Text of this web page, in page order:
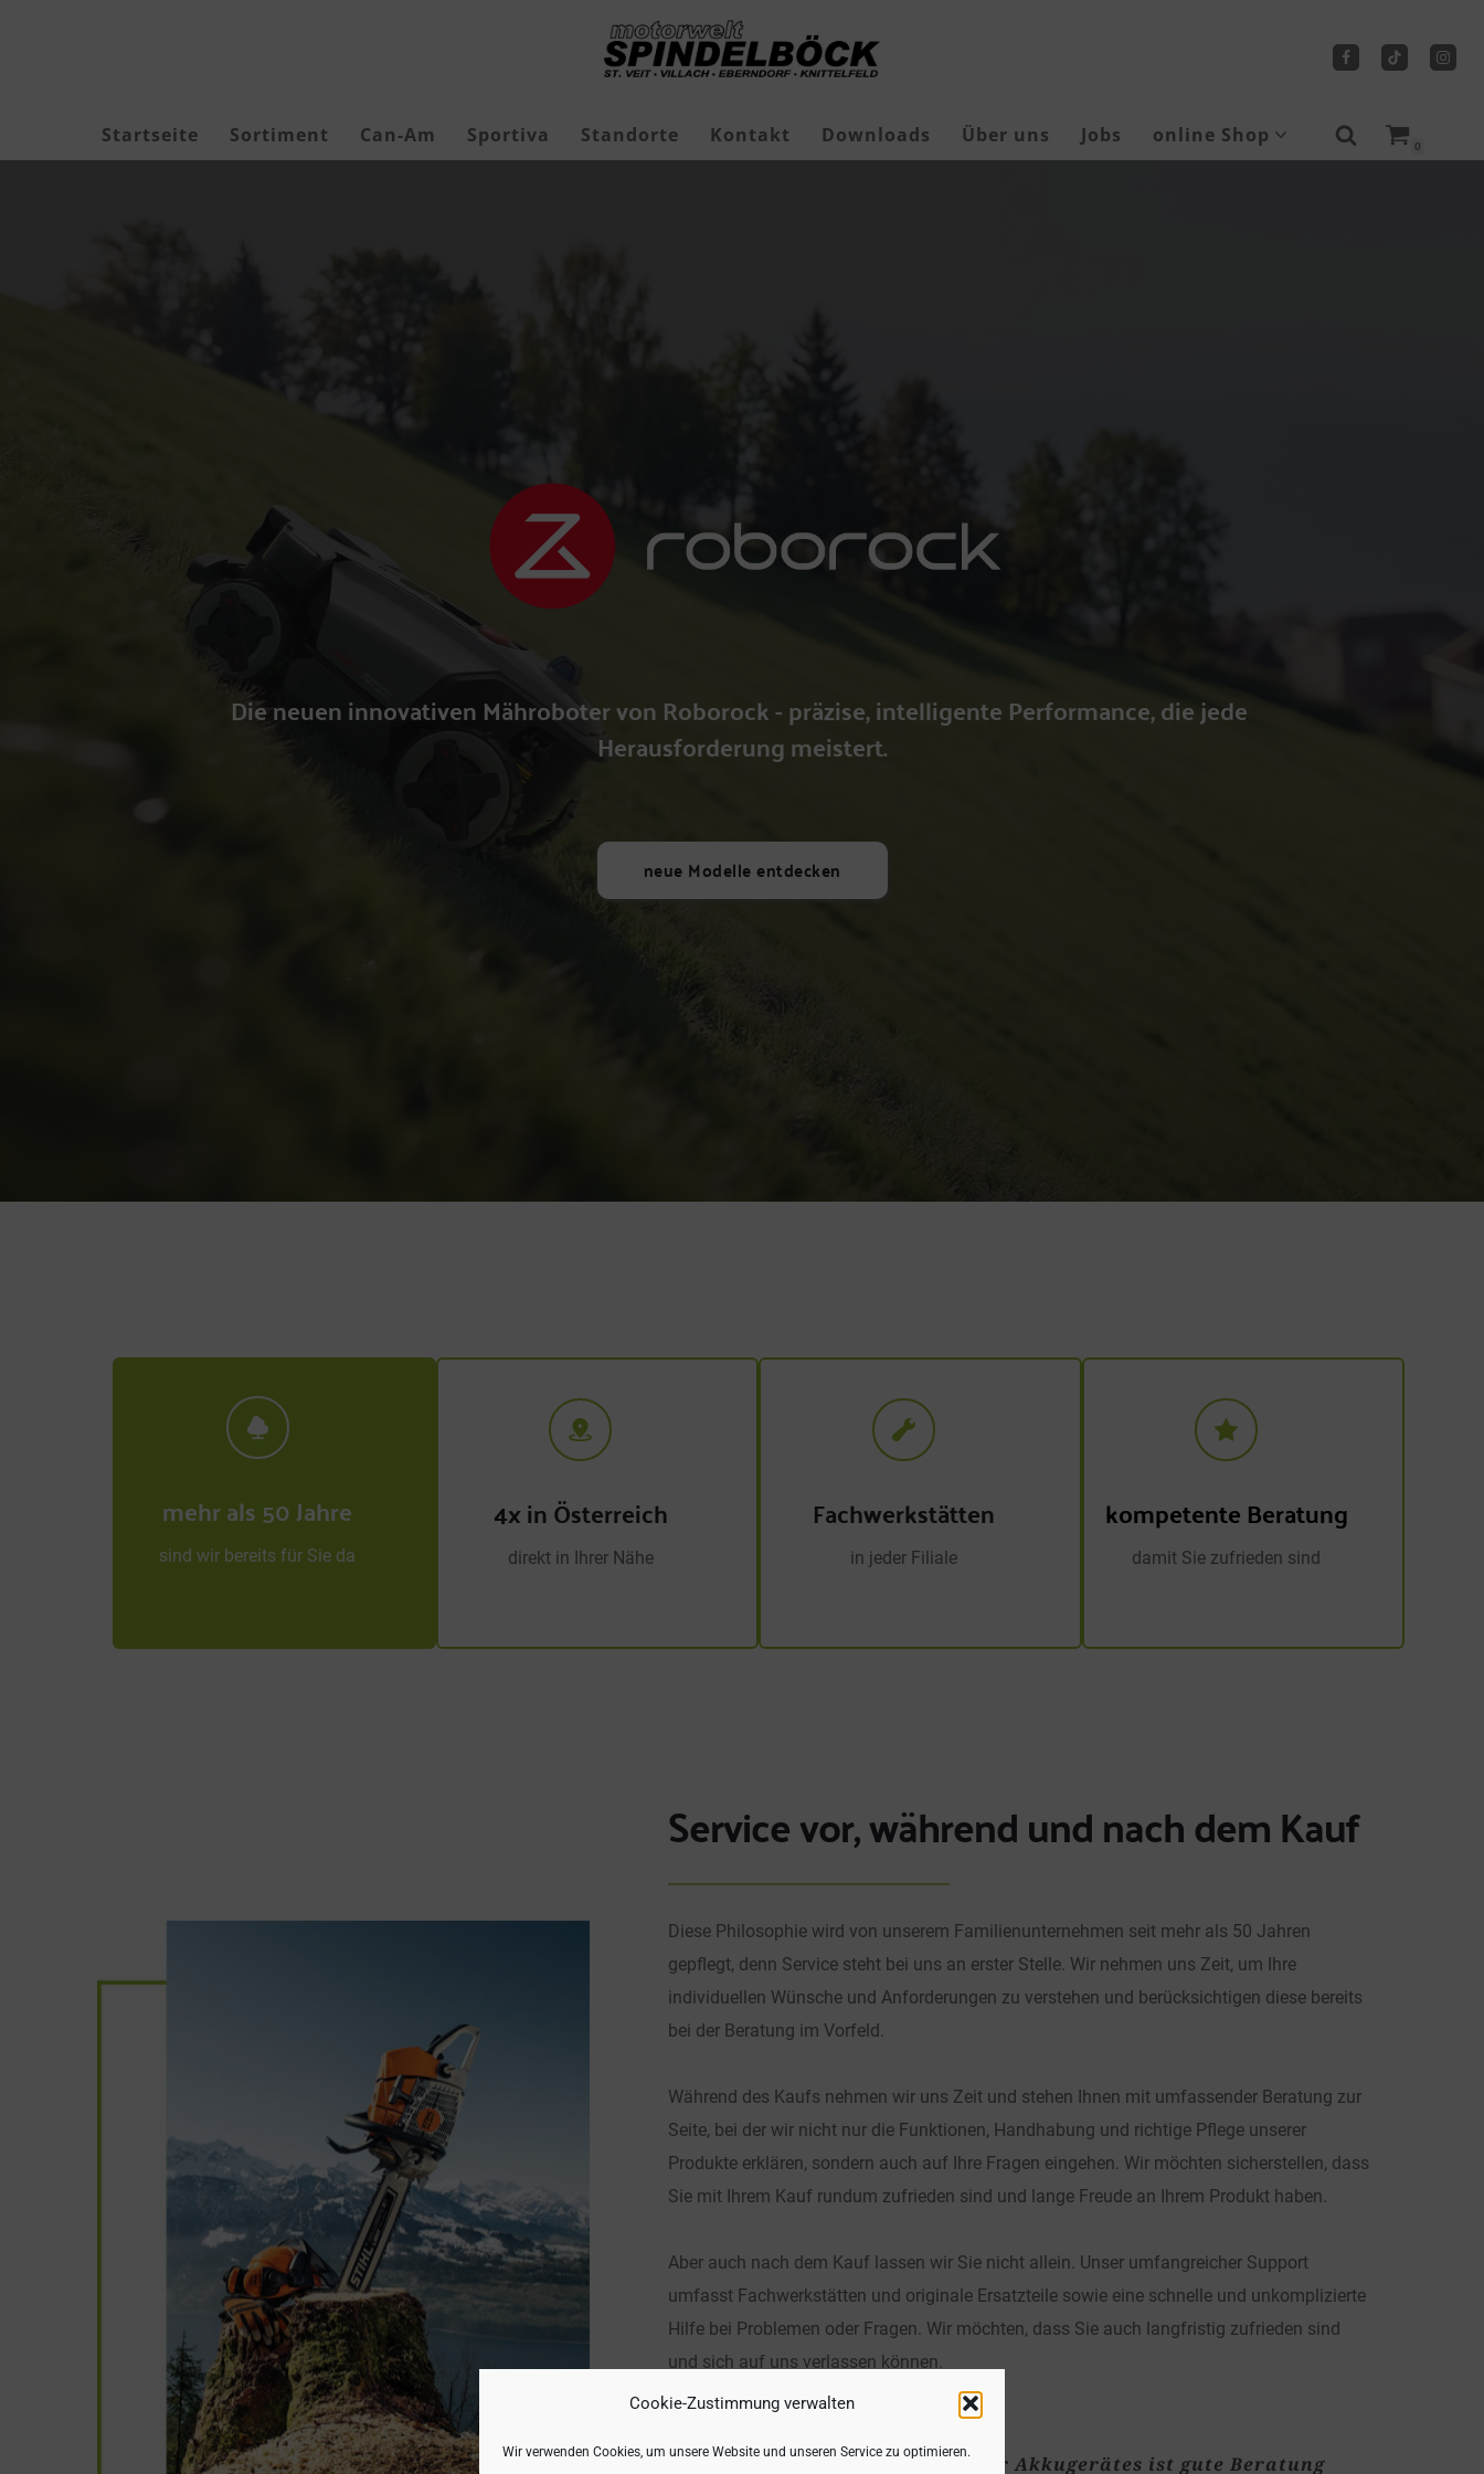
Cookie-Zustimmung verwalten
Wir verwenden Cookies, um unsere Website und unseren Service zu optimieren.
Startseite Sortiment Can-Am Sportiva Standorte Kontakt Downloads Über uns Jobs online Shop 0
Die neuen innovativen Mähroboter von Roborock - präzise, intelligente Performance, die jede
Herausforderung meistert.
neue Modelle entdecken
mehr als 50 Jahre
sind wir bereits für Sie da
4x in Österreich
direkt in Ihrer Nähe
Fachwerkstätten
in jeder Filiale
kompetente Beratung
damit Sie zufrieden sind
Service vor, während und nach dem Kauf
Diese Philosophie wird von unserem Familienunternehmen seit mehr als 50 Jahren
gepflegt, denn Service steht bei uns an erster Stelle. Wir nehmen uns Zeit, um Ihre
individuellen Wünsche und Anforderungen zu verstehen und berücksichtigen diese bereits
bei der Beratung im Vorfeld.
Während des Kaufs nehmen wir uns Zeit und stehen Ihnen mit umfassender Beratung zur
Seite, bei der wir nicht nur die Funktionen, Handhabung und richtige Pflege unserer
Produkte erklären, sondern auch auf Ihre Fragen eingehen. Wir möchten sicherstellen, dass
Sie mit Ihrem Kauf rundum zufrieden sind und lange Freude an Ihrem Produkt haben.
Aber auch nach dem Kauf lassen wir Sie nicht allein. Unser umfangreicher Support
umfasst Fachwerkstätten und originale Ersatzteile sowie eine schnelle und unkomplizierte
Hilfe bei Problemen oder Fragen. Wir möchten, dass Sie auch langfristig zufrieden sind
und sich auf uns verlassen können.
"Beim Kauf eines Motor- oder Akkugerätes ist gute Beratung